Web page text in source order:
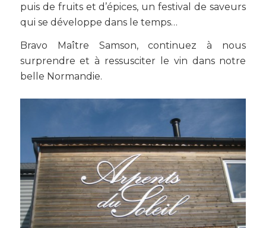
puis de fruits et d’épices, un festival de saveurs
qui se développe dans le temps…
Bravo Maître Samson, continuez à nous
surprendre et à ressusciter le vin dans notre
belle Normandie.